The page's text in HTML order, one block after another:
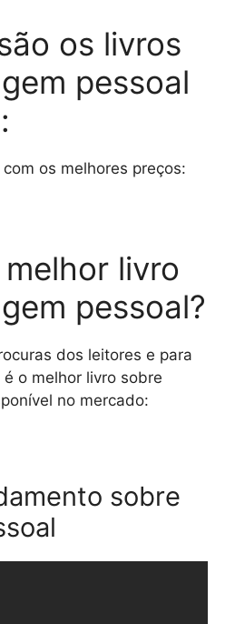
os livros
pessoal
os melhores preços:
livro
pessoal?
dos leitores e para
é o melhor livro sobre
no mercado:
sobre